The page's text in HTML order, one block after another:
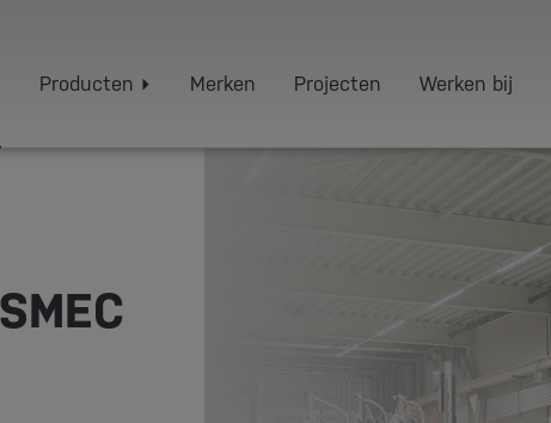
Producten Merken Projecten Werken bij